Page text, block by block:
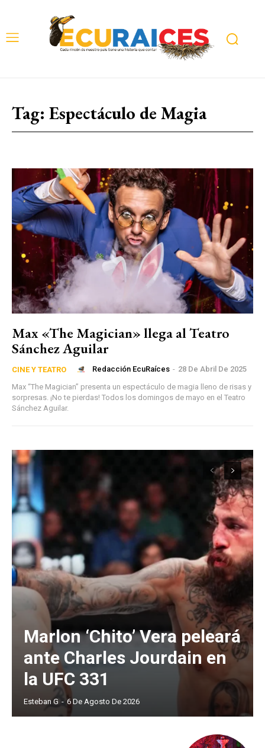
Tag: Espectáculo de Magia
Max «The Magician» llega al Teatro
Sánchez Aguilar
CINE Y TEATRO Redacción EcuRaíces - 28 De Abril De 2025
Max “The Magician” presenta un espectáculo de magia lleno de risas y
sorpresas. ¡No te pierdas! Todos los domingos de mayo en el Teatro
Sánchez Aguilar.
Marlon ‘Chito’ Vera peleará
ante Charles Jourdain en
la UFC 331
Esteban G - 6 De Agosto De 2026